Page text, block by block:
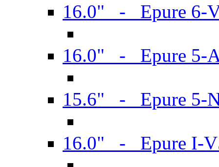
16.0" - Epure 6-
16.0" - Epure 5-
15.6" - Epure 5-
16.0" - Epure I-